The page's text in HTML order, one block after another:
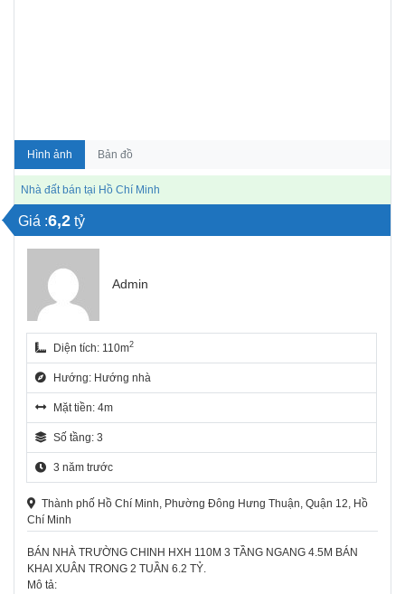
Hình ảnh Bản đồ
Nhà đất bán tại Hồ Chí Minh
Giá :6,2 tỷ
Admin
Diện tích: 110m2
Hướng: Hướng nhà
Mặt tiền: 4m
Số tầng: 3
3 năm trước
Thành phố Hồ Chí Minh, Phường Đông Hưng Thuận, Quận 12, Hồ
Chí Minh
BÁN NHÀ TRƯỜNG CHINH HXH 110M 3 TẦNG NGANG 4.5M BÁN
KHAI XUÂN TRONG 2 TUẦN 6.2 TỶ.
Mô tả: